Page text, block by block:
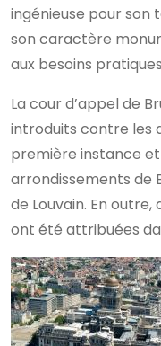
ingénieuse pour son
son caractère
aux besoins
La cour d’appel de
introduits contre les
première instance
arrondissements de
de Louvain. En
ont été attribuées